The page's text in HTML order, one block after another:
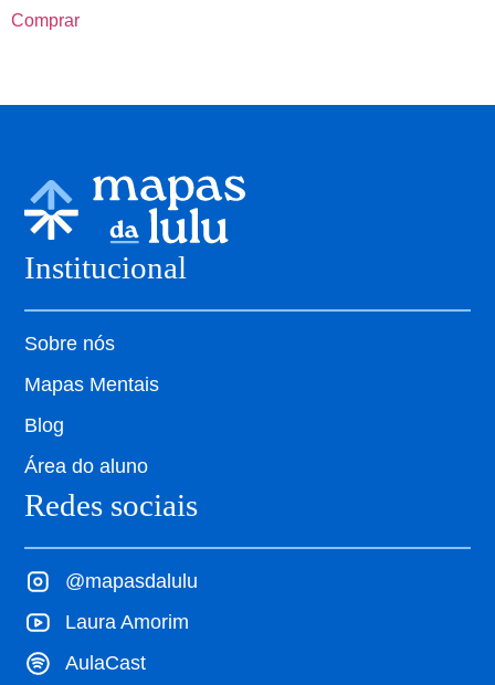
Comprar
Institucional
Sobre nós
Mapas Mentais
Blog
Área do aluno
Redes sociais
@mapasdalulu
Laura Amorim
AulaCast